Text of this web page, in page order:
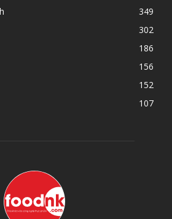
349
302
186
156
152
107